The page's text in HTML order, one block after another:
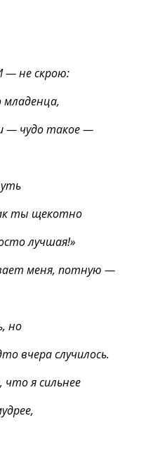
— не скрою:
младенца,
— чудо такое —
ты щекотно
лучшая!»
меня, потную —
но
вчера случилось.
что я сильнее